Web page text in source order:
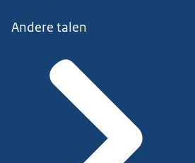
Andere talen